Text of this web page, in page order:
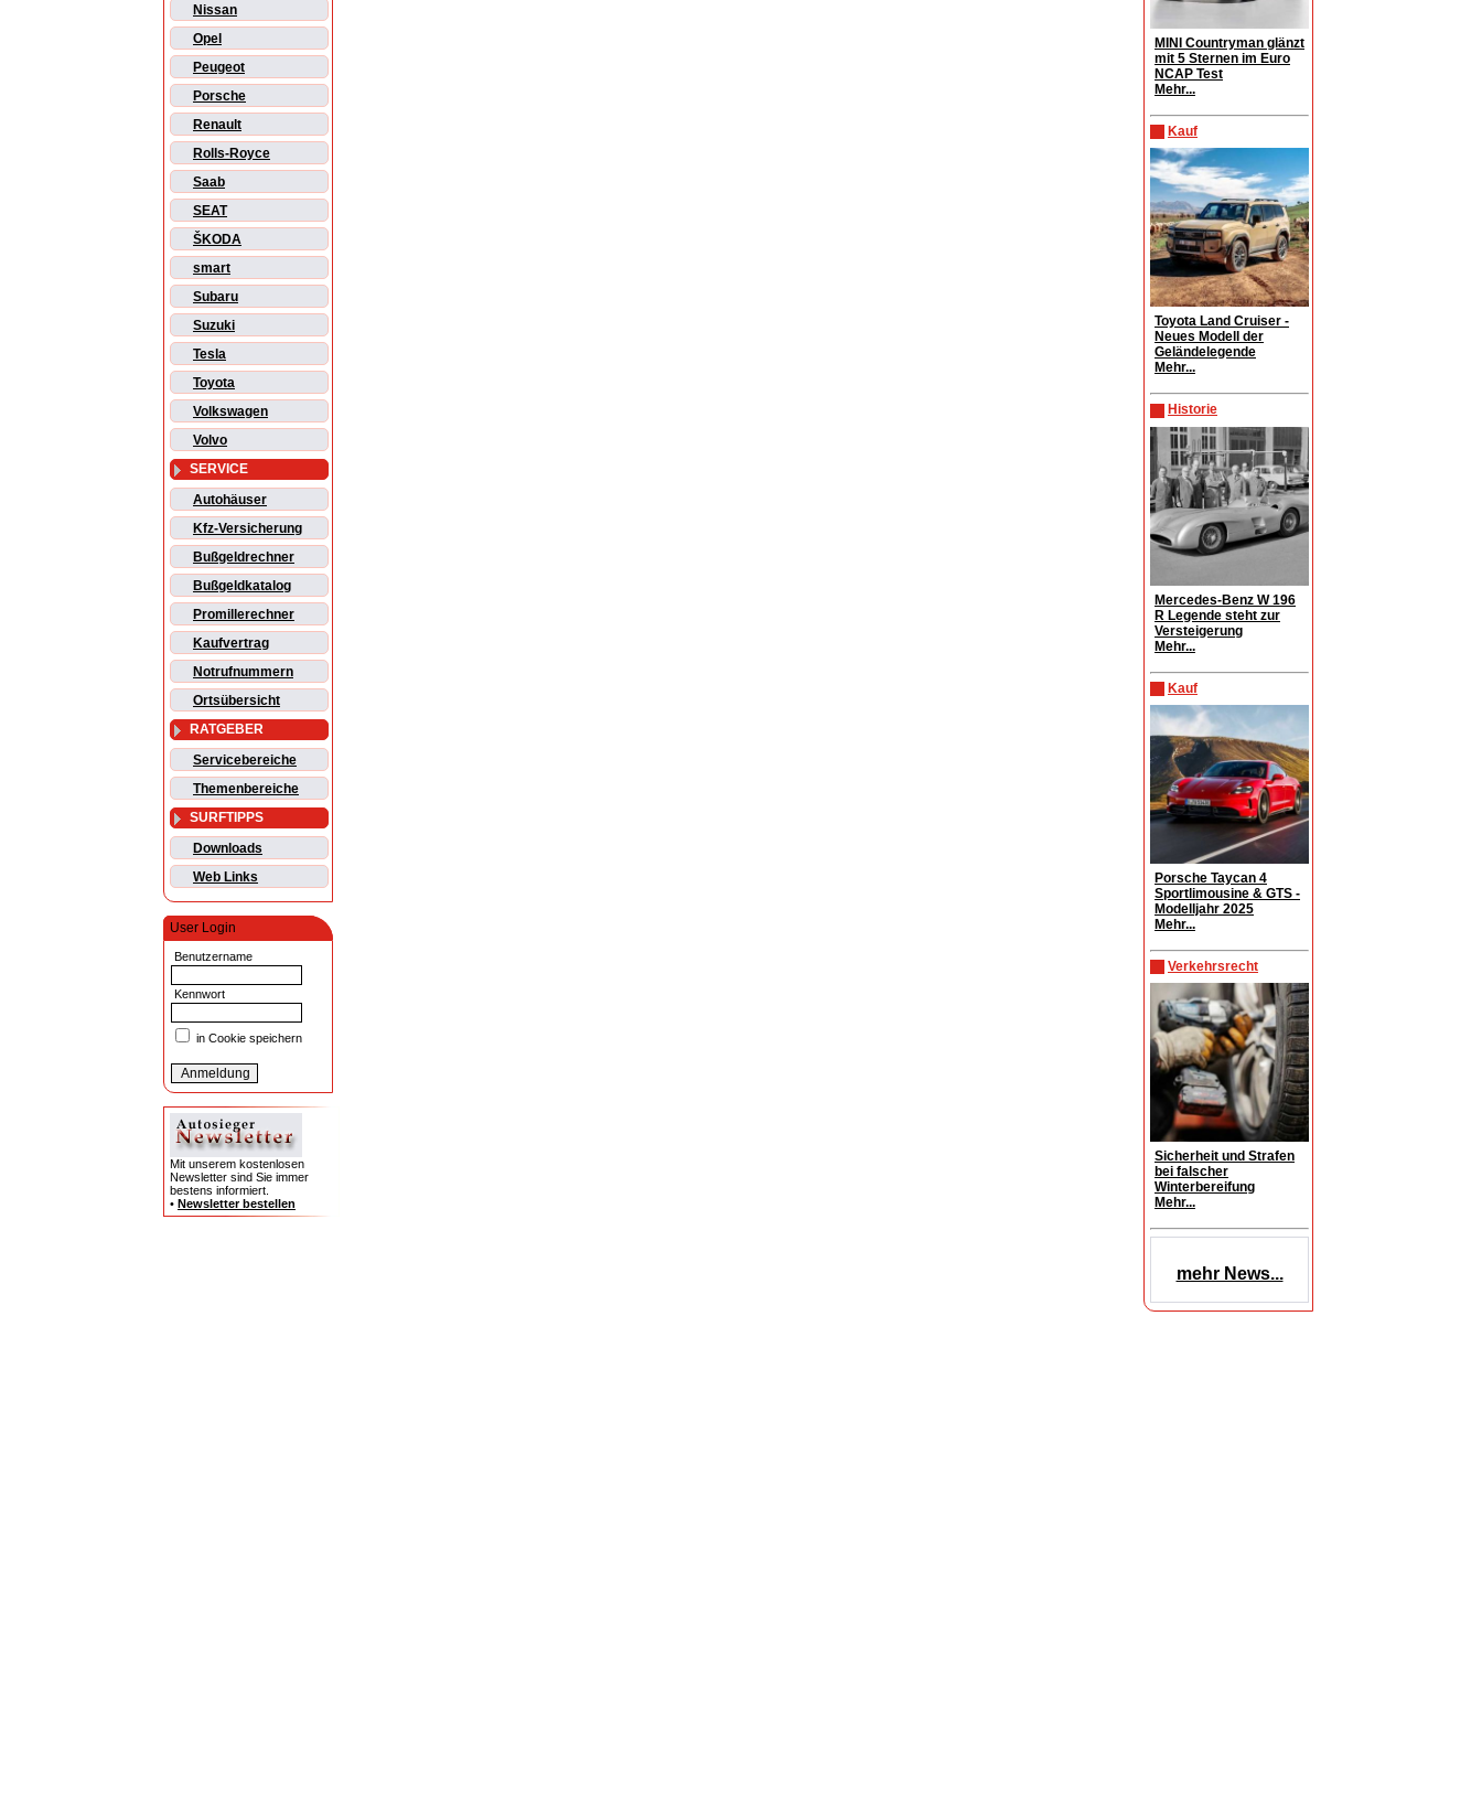
Nissan
Opel
Peugeot
Porsche
Renault
Rolls-Royce
Saab
SEAT
ŠKODA
smart
Subaru
Suzuki
Tesla
Toyota
Volkswagen
Volvo
SERVICE
Autohäuser
Kfz-Versicherung
Bußgeldrechner
Bußgeldkatalog
Promillerechner
Kaufvertrag
Notrufnummern
Ortsübersicht
RATGEBER
Servicebereiche
Themenbereiche
SURFTIPPS
Downloads
Web Links
User Login
Benutzername
Kennwort
in Cookie speichern
Mit unserem kostenlosen
Newsletter sind Sie immer
bestens informiert.
• Newsletter bestellen
MINI Countryman glänzt
mit 5 Sternen im Euro
NCAP Test
Mehr...
Kauf
Toyota Land Cruiser -
Neues Modell der
Geländelegende
Mehr...
Historie
Mercedes-Benz W 196
R Legende steht zur
Versteigerung
Mehr...
Kauf
Porsche Taycan 4
Sportlimousine & GTS -
Modelljahr 2025
Mehr...
Verkehrsrecht
Sicherheit und Strafen
bei falscher
Winterbereifung
Mehr...
mehr News...